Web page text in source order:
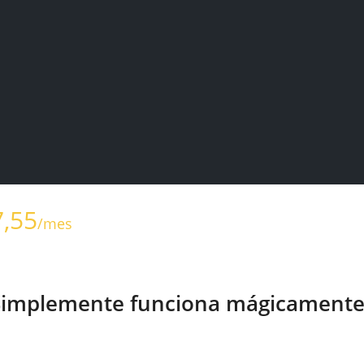
/mes
funciona mágicamente